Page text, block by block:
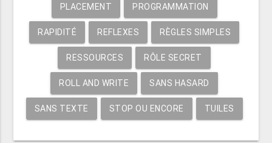
PLACEMENT PROGRAMMATION
RAPIDITÉ REFLEXES RÈGLES SIMPLES
RESSOURCES RÔLE SECRET
ROLL AND WRITE SANS HASARD
SANS TEXTE STOP OU ENCORE TUILES